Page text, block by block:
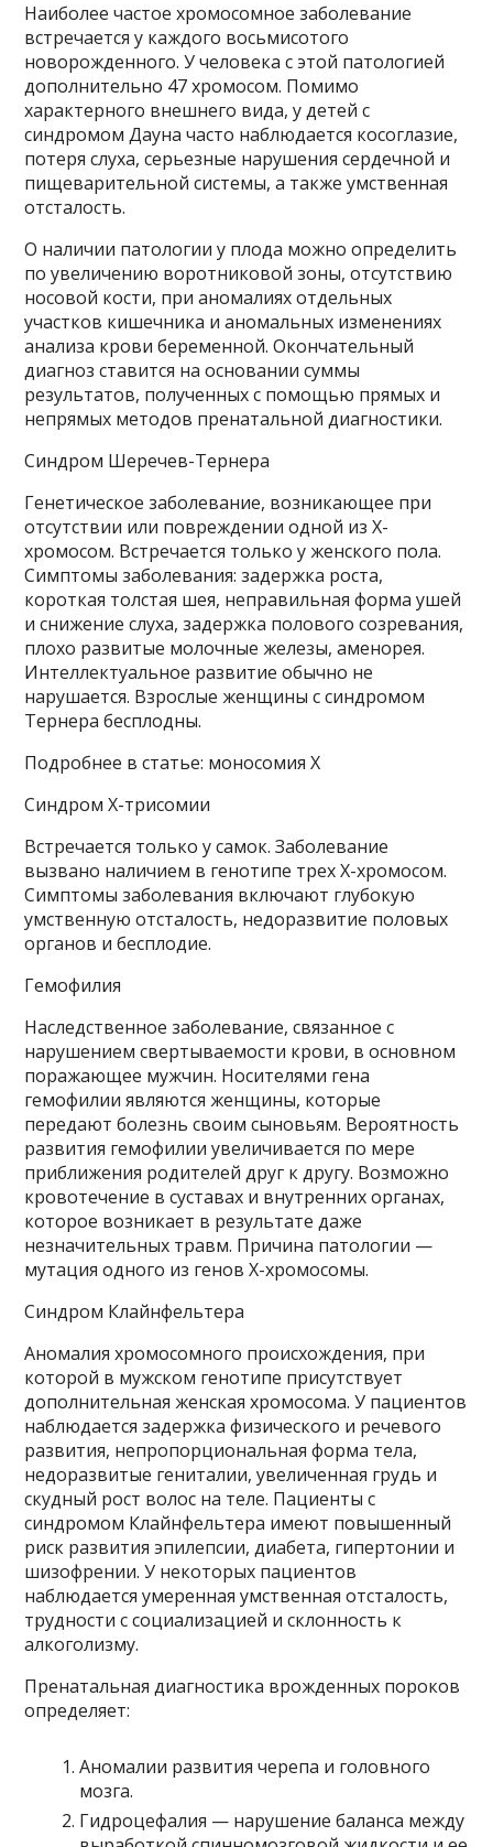
Наиболее частое хромосомное заболевание
встречается у каждого восьмисотого
новорожденного. У человека с этой патологией
дополнительно 47 хромосом. Помимо
характерного внешнего вида, у детей с
синдромом Дауна часто наблюдается косоглазие,
потеря слуха, серьезные нарушения сердечной и
пищеварительной системы, а также умственная
отсталость.
О наличии патологии у плода можно определить
по увеличению воротниковой зоны, отсутствию
носовой кости, при аномалиях отдельных
участков кишечника и аномальных изменениях
анализа крови беременной. Окончательный
диагноз ставится на основании суммы
результатов, полученных с помощью прямых и
непрямых методов пренатальной диагностики.
Синдром Шеречев-Тернера
Генетическое заболевание, возникающее при
отсутствии или повреждении одной из Х-
хромосом. Встречается только у женского пола.
Симптомы заболевания: задержка роста,
короткая толстая шея, неправильная форма ушей
и снижение слуха, задержка полового созревания,
плохо развитые молочные железы, аменорея.
Интеллектуальное развитие обычно не
нарушается. Взрослые женщины с синдромом
Тернера бесплодны.
Подробнее в статье: моносомия X
Синдром X-трисомии
Встречается только у самок. Заболевание
вызвано наличием в генотипе трех Х-хромосом.
Симптомы заболевания включают глубокую
умственную отсталость, недоразвитие половых
органов и бесплодие.
Гемофилия
Наследственное заболевание, связанное с
нарушением свертываемости крови, в основном
поражающее мужчин. Носителями гена
гемофилии являются женщины, которые
передают болезнь своим сыновьям. Вероятность
развития гемофилии увеличивается по мере
приближения родителей друг к другу. Возможно
кровотечение в суставах и внутренних органах,
которое возникает в результате даже
незначительных травм. Причина патологии —
мутация одного из генов Х-хромосомы.
Синдром Клайнфельтера
Аномалия хромосомного происхождения, при
которой в мужском генотипе присутствует
дополнительная женская хромосома. У пациентов
наблюдается задержка физического и речевого
развития, непропорциональная форма тела,
недоразвитые гениталии, увеличенная грудь и
скудный рост волос на теле. Пациенты с
синдромом Клайнфельтера имеют повышенный
риск развития эпилепсии, диабета, гипертонии и
шизофрении. У некоторых пациентов
наблюдается умеренная умственная отсталость,
трудности с социализацией и склонность к
алкоголизму.
Пренатальная диагностика врожденных пороков
определяет:
Аномалии развития черепа и головного
мозга.
Гидроцефалия — нарушение баланса между